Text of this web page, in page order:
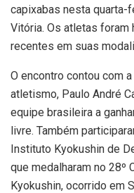
capixabas nesta quarta-
Vitória. Os atletas
recentes em suas
O encontro contou com
atletismo, Paulo André
equipe brasileira a
livre. Também
Instituto Kyokushin de
que medalharam no 28º
Kyokushin, ocorrido em